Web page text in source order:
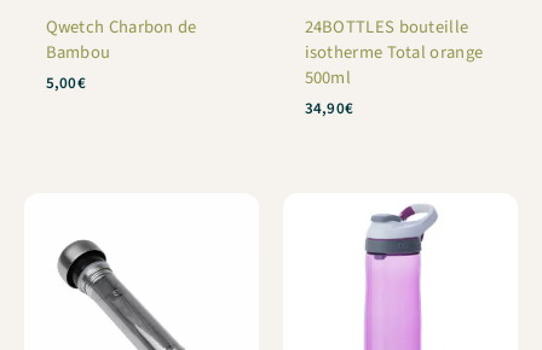
Qwetch Charbon de
Bambou
5,00€
24BOTTLES bouteille
isotherme Total orange
500ml
34,90€